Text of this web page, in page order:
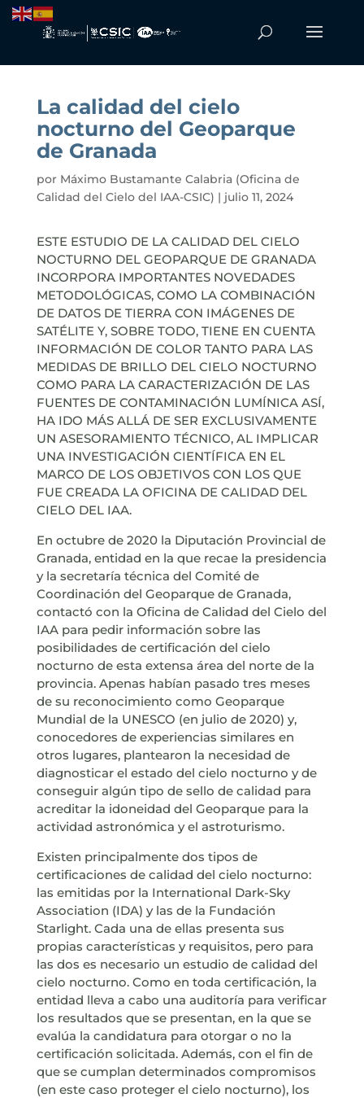
La calidad del cielo
nocturno del Geoparque
de Granada
por Máximo Bustamante Calabria (Oficina de
Calidad del Cielo del IAA-CSIC) | julio 11, 2024
ESTE ESTUDIO DE LA CALIDAD DEL CIELO
NOCTURNO DEL GEOPARQUE DE GRANADA
INCORPORA IMPORTANTES NOVEDADES
METODOLÓGICAS, COMO LA COMBINACIÓN
DE DATOS DE TIERRA CON IMÁGENES DE
SATÉLITE Y, SOBRE TODO, TIENE EN CUENTA
INFORMACIÓN DE COLOR TANTO PARA LAS
MEDIDAS DE BRILLO DEL CIELO NOCTURNO
COMO PARA LA CARACTERIZACIÓN DE LAS
FUENTES DE CONTAMINACIÓN LUMÍNICA ASÍ,
HA IDO MÁS ALLÁ DE SER EXCLUSIVAMENTE
UN ASESORAMIENTO TÉCNICO, AL IMPLICAR
UNA INVESTIGACIÓN CIENTÍFICA EN EL
MARCO DE LOS OBJETIVOS CON LOS QUE
FUE CREADA LA OFICINA DE CALIDAD DEL
CIELO DEL IAA.
En octubre de 2020 la Diputación Provincial de
Granada, entidad en la que recae la presidencia
y la secretaría técnica del Comité de
Coordinación del Geoparque de Granada,
contactó con la Oficina de Calidad del Cielo del
IAA para pedir información sobre las
posibilidades de certificación del cielo
nocturno de esta extensa área del norte de la
provincia. Apenas habían pasado tres meses
de su reconocimiento como Geoparque
Mundial de la UNESCO (en julio de 2020) y,
conocedores de experiencias similares en
otros lugares, plantearon la necesidad de
diagnosticar el estado del cielo nocturno y de
conseguir algún tipo de sello de calidad para
acreditar la idoneidad del Geoparque para la
actividad astronómica y el astroturismo.
Existen principalmente dos tipos de
certificaciones de calidad del cielo nocturno:
las emitidas por la International Dark-Sky
Association (IDA) y las de la Fundación
Starlight. Cada una de ellas presenta sus
propias características y requisitos, pero para
las dos es necesario un estudio de calidad del
cielo nocturno. Como en toda certificación, la
entidad lleva a cabo una auditoría para verificar
los resultados que se presentan, en la que se
evalúa la candidatura para otorgar o no la
certificación solicitada. Además, con el fin de
que se cumplan determinados compromisos
(en este caso proteger el cielo nocturno), los